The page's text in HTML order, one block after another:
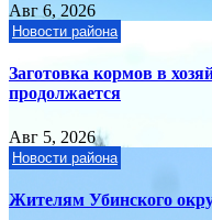
Авг 6, 2026
Новости района
Заготовка кормов в
продолжается
Авг 5, 2026
Новости района
Жителям Убинского